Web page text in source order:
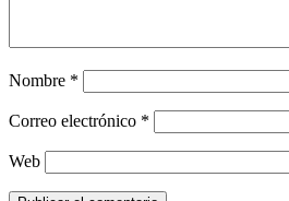
Nombre *
Correo electrónico *
Web